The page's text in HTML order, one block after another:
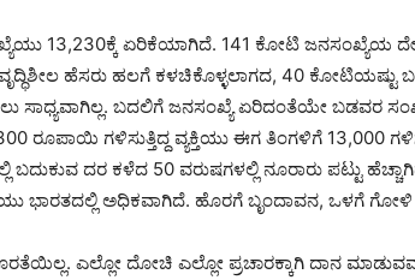
13,230ಕ್ಕೆ ಏರಿಕೆಯಾಗಿದೆ. 141 ಕೋಟಿ ಜನಸಂಖ್ಯೆಯ
ಹೆಸರು ಹಲಗೆ ಕಳಚಿಕೊಳ್ಳಲಾಗದ, 40 ಕೋಟಿಯಷ್ಟು
ಸಾಧ್ಯವಾಗಿಲ್ಲ. ಬದಲಿಗೆ ಜನಸಂಖ್ಯೆ ಏರಿದಂತೆಯೇ ಬಡವರ
ರೂಪಾಯಿ ಗಳಿಸುತ್ತಿದ್ದ ವ್ಯಕ್ತಿಯು ಈಗ ತಿಂಗಳಿಗೆ 13,000
ಬದುಕುವ ದರ ಕಳೆದ 50 ವರುಷಗಳಲ್ಲಿ ನೂರಾರು ಪಟ್ಟು
ಭಾರತದಲ್ಲಿ ಅಧಿಕವಾಗಿದೆ. ಹೊರಗೆ ಬೃಂದಾವನ, ಒಳಗೆ
ಎಲ್ಲೋ ದೋಚಿ ಎಲ್ಲೋ ಪ್ರಚಾರಕ್ಕಾಗಿ ದಾನ